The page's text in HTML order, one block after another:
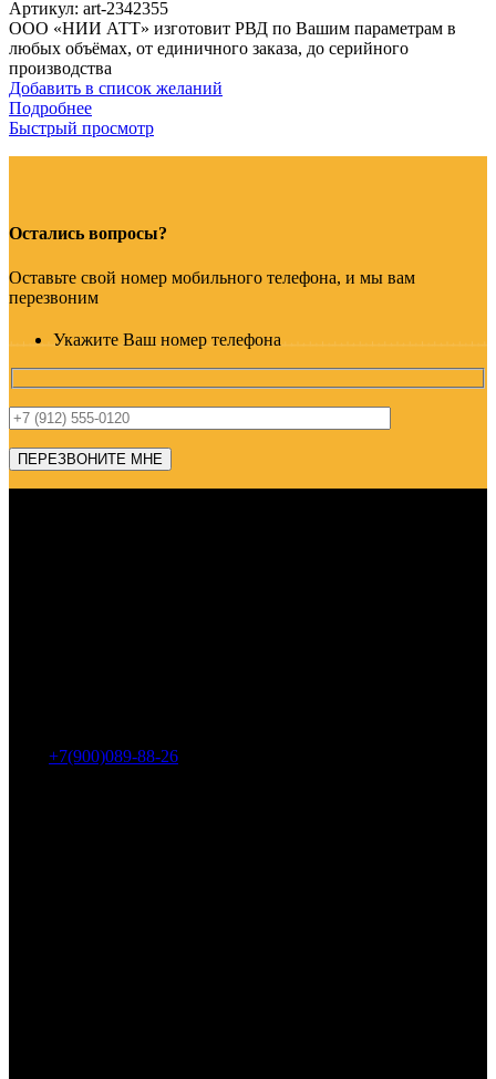
Артикул: art-2342355
ООО «НИИ АТТ» изготовит РВД по Вашим параметрам в
любых объёмах, от единичного заказа, до серийного
производства
Добавить в список желаний
Подробнее
Быстрый просмотр
Остались вопросы?
Оставьте свой номер мобильного телефона, и мы вам
перезвоним
Укажите Ваш номер телефона
+7(900)089-88-26